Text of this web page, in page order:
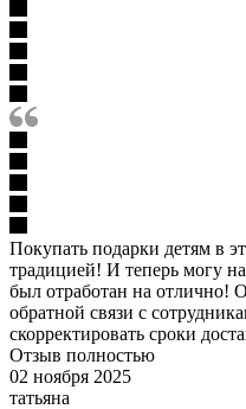
Покупать подарки детям в
традицией! И теперь могу
был отработан на отлично!
обратной связи с
скорректировать сроки
Отзыв полностью
02 ноября 2025
татьяна